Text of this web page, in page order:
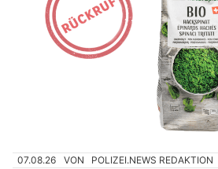
07.08.26 VON POLIZEI.NEWS REDAKTION